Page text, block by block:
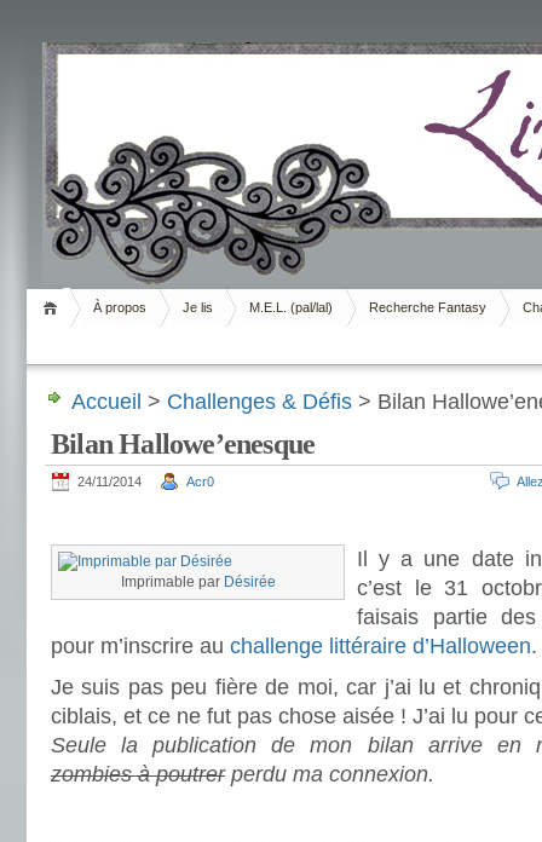
Livrement
À propos Je lis M.E.L. (pal/lal) Recherche Fantasy
Accueil > Challenges & Défis > Bilan
Bilan Hallowe’enesque
24/11/2014 Acr0
Imprimable par Désirée
Il y a une date
c’est le 31
faisais partie des
pour m’inscrire au challenge littéraire d’Halloween.
Je suis pas peu fière de moi, car j’ai lu et
ciblais, et ce ne fut pas chose aisée ! J’ai lu pour
Seule la publication de mon bilan arrive en
zombies à poutrerperdu ma connexion.